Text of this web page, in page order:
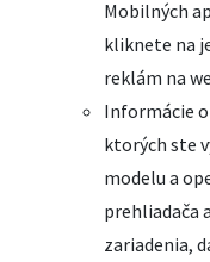
Mobilných
kliknete na
reklám na
Informácie
ktorých ste
modelu a
prehliadača
zariadenia,